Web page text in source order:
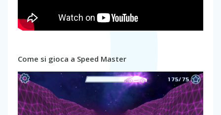
Come si gioca a Speed Master